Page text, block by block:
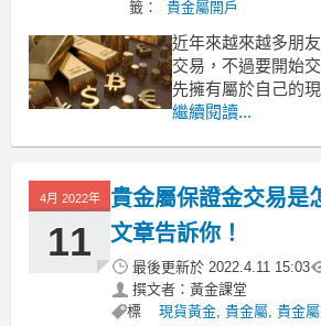
籤：
貴金屬開戶
近年來越來越多朋
交易，不過要開始
先擁有屬於自己的
賬戶。那麼現貨貴
呢？今天我們來瞭解
貴金屬網上開戶複
更便利！
繼續閱讀...
4月 2022年
11
貴金屬保證金交易是
文章告訴你！
最後更新於 2022.4.11 15:03
撰文者：黃金課堂
標
現貨黃金,貴金屬,貴金